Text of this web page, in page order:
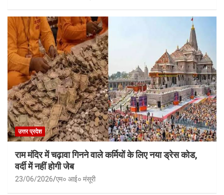
उत्तर प्रदेश
राम मंदिर में चढ़ावा गिनने वाले कर्मियों के लिए नया ड्रेस कोड,
वर्दी में नहीं होगी जेब
23/06/2026 एम० आई० मंसूरी